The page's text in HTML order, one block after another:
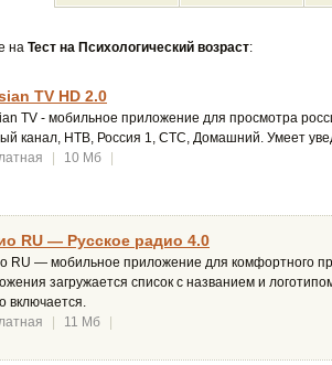
на Тест на Психологический возраст:
TV HD 2.0
TV - мобильное приложение для просмотра
канал, НТВ, Россия 1, СТС, Домашний. Умеет
| 10 Мб |
RU — Русское радио 4.0
RU — мобильное приложение для комфортного
загружается список с названием и
включается.
| 11 Мб |